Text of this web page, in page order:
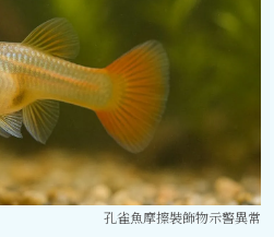
孔雀魚摩擦裝飾物示警異常